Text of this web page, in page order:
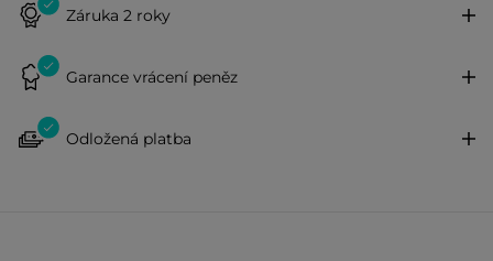
Záruka 2 roky
Garance vrácení peněz
Odložená platba